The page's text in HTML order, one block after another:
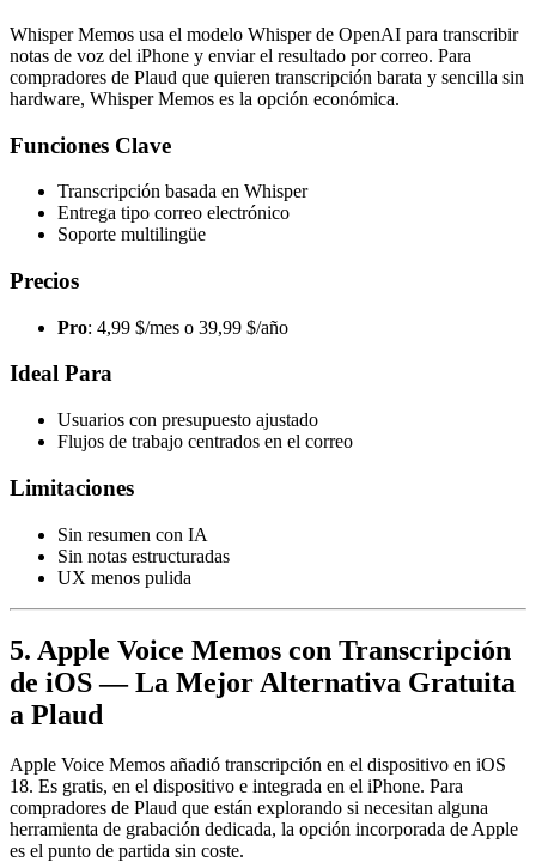
Whisper Memos usa el modelo Whisper de OpenAI para transcribir
notas de voz del iPhone y enviar el resultado por correo. Para
compradores de Plaud que quieren transcripción barata y sencilla sin
hardware, Whisper Memos es la opción económica.
Funciones Clave
Transcripción basada en Whisper
Entrega tipo correo electrónico
Soporte multilingüe
Precios
Pro: 4,99 $/mes o 39,99 $/año
Ideal Para
Usuarios con presupuesto ajustado
Flujos de trabajo centrados en el correo
Limitaciones
Sin resumen con IA
Sin notas estructuradas
UX menos pulida
5. Apple Voice Memos con Transcripción
de iOS — La Mejor Alternativa Gratuita
a Plaud
Apple Voice Memos añadió transcripción en el dispositivo en iOS
18. Es gratis, en el dispositivo e integrada en el iPhone. Para
compradores de Plaud que están explorando si necesitan alguna
herramienta de grabación dedicada, la opción incorporada de Apple
es el punto de partida sin coste.